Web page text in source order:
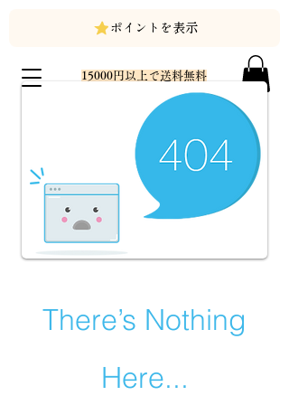
ポイントを表示
15000円以上で送料無料
There’s Nothing
Here...